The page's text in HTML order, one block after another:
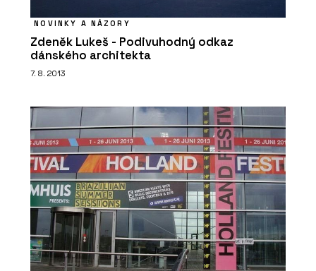
NOVINKY A NÁZORY
Zdeněk Lukeš - Podivuhodný odkaz
dánského architekta
7. 8. 2013